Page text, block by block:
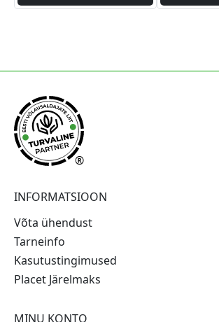
®
INFORMATSIOON
Võta ühendust
Tarneinfo
Kasutustingimused
Placet Järelmaks
MINU KONTO